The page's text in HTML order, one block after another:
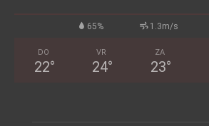
65% 1.3m/s
DO
22°
VR
24°
ZA
23°